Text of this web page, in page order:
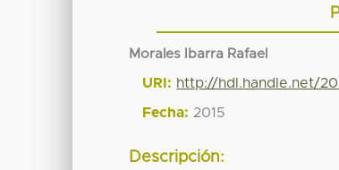
Morales Ibarra Rafael
URI: http://hdl.handle.net/
Fecha: 2015
Descripción: